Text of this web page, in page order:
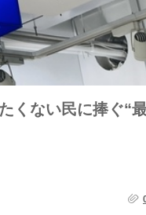
くない民に捧ぐ“